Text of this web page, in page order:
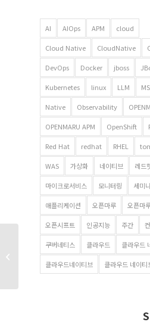
AI AIOps APM cloud
Cloud Native CloudNative
DevOps Docker jboss
Kubernetes linux LLM
Native Observability
OPENMARU APM OpenShift
Red Hat redhat RHEL
WAS 가상화 네이티브 레드
마이크로서비스 모니터링 세미
애플리케이션 오픈마루 오픈마
오픈시프트 인공지능 주간
쿠버네티스 클라우드 클라우드
클라우드네이티브 클라우드 네이티
CNCF ( Cloud Native
Computing Foundation
) 발표 자료 다운로드